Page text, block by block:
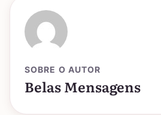
SOBRE O AUTOR
Belas Mensagens